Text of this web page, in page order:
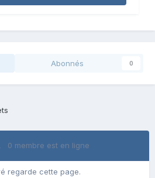
Abonnés 0
0 membre est en ligne
regarde cette page.